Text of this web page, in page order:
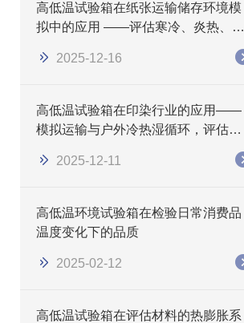
高低温试验箱在纸张运输储存环境模
拟中的应用 ——评估寒冷、炎热、湿
2025-12-16
高低温试验箱在印染行业的应用——
模拟运输与户外冷热湿循环，评估色
2025-12-11
高低温环境试验箱在检验日常消费品
温度变化下的品质
2025-02-12
高低温试验箱在评估材料的热膨胀系